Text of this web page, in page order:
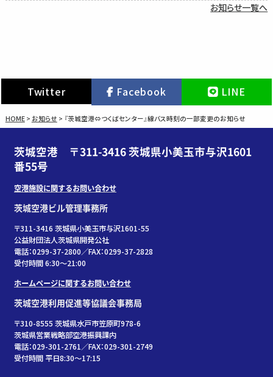
お知らせ一覧へ
Twitter Facebook LINE
HOME> お知らせ > 『茨城空港⇔つくばセンター』線バス時刻の一部変更のお知らせ
茨城空港 〒311-3416 茨城県小美玉市与沢1601
番55号
空港施設に関するお問い合わせ
茨城空港ビル管理事務所
〒311-3416 茨城県小美玉市与沢1601-55
公益財団法人茨城県開発公社
電話：0299-37-2800／FAX：0299-37-2828
受付時間 6:30〜21:00
ホームページに関するお問い合わせ
茨城空港利用促進等協議会事務局
〒310-8555 茨城県水戸市笠原町978-6
茨城県営業戦略部空港振興課内
電話：029-301-2761／FAX：029-301-2749
受付時間 平日8:30～17:15